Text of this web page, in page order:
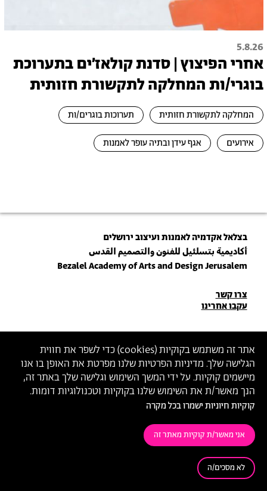
אתר זה משתמש בקוקיות (cookies) כדי לשפר את חווית
הגלישה שלך. מדיניות הפרטיות שלנו מפרטת את האופן בו אנו
מיישמים קוקיות. על ידי המשך השימוש וגלישה שלך באתר זה,
הנך מאשר/ת את השימוש שלנו בקוקיות וטכנולוגיות דומות.
קוקיות חיוניות ישמרו בכל מקרה
אני מאשר/ת קוקיות מאתר זה
לא מסכים/ה
5.8.26
אחרי הפיצוץ | סדנת קולאז׳ים בתערוכת
בוגרי/ות המחלקה לתקשורת חזותית
המחלקה לתקשורת חזותית תערוכות בוגרים/ות
אירועים אגף עידן ובתיה עופר לאמנות
בצלאל אקדמיה לאמנות ועיצוב ירושלים
أكاديمية بتسلئيل للفنون والتصميم القدس
Bezalel Academy of Arts and Design Jerusalem
פרטי
יצירת
קשר
צרו קשר
עקבו אחרינו
הצטרפו לניוזלטר שלנו
הכניסו כתובת מייל
ההצטרפות מהווה הסכמה למדיניות הפרטיות ול תנאי השימוש של בצלאל
הצהרת נגישות מדיניות פרטיות